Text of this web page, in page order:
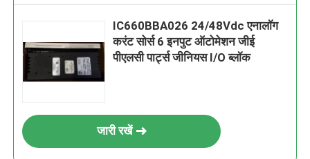
IC660BBA026 24/48Vdc एनालॉग
करंट सोर्स 6 इनपुट ऑटोमेशन जीई
पीएलसी पार्ट्स जीनियस I/O ब्लॉक
जारी रखें